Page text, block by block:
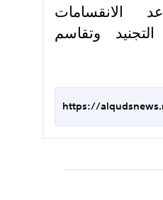
الانقسامات
وتقاسم
https://